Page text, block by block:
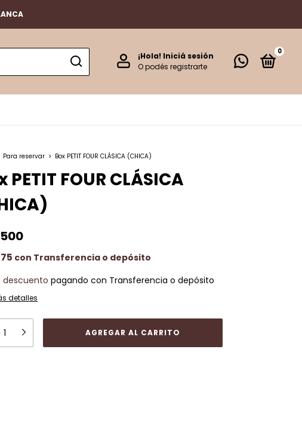
¡Hola! Iniciá sesión
O podés registrarte
0
Para reservar > Box PETIT FOUR CLÁSICA (CHICA)
PETIT FOUR CLÁSICA
con Transferencia o depósito
descuento pagando con Transferencia o depósito
detalles